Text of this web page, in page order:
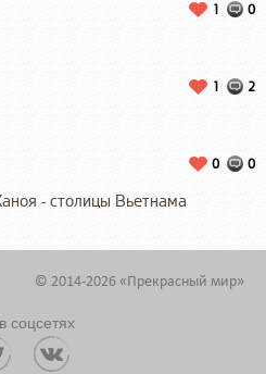
0
1
2
1
0
0
- столицы Вьетнама
© 2014-2026 «Прекрасный мир»
соцсетях